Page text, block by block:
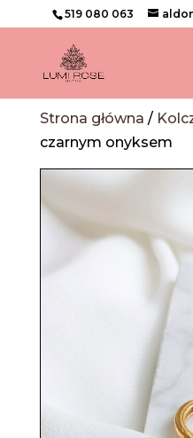
519 080 063
Strona główna /
czarnym onyksem